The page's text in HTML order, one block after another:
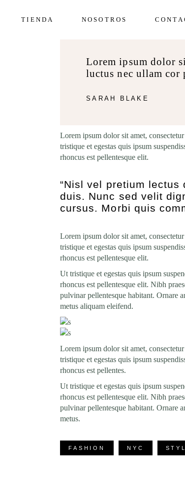
TIENDA NOSOTROS
Tops
Lorem ipsum dolor
luctus nec ullam cor
SARAH BLAKE
Lorem ipsum dolor sit amet,
tristique et egestas quis ipsum
rhoncus est pellentesque elit.
“Nisl vel pretium
duis. Nunc sed velit
cursus. Morbi quis
Lorem ipsum dolor sit amet,
tristique et egestas quis ipsum
rhoncus est pellentesque elit.
Ut tristique et egestas quis ipsum
rhoncus est pellentesque elit. Nibh
pulvinar pellentesque habitant. Ornare
metus aliquam eleifend.
Lorem ipsum dolor sit amet,
tristique et egestas quis ipsum
rhoncus est pellentes.
Ut tristique et egestas quis ipsum
rhoncus est pellentesque elit. Nibh
pulvinar pellentesque habitant. Ornare
metus.
FASHION NYC